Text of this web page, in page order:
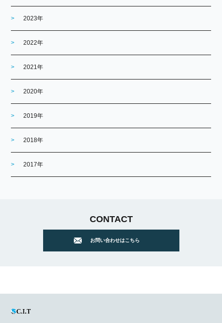
2023年
2022年
2021年
2020年
2019年
2018年
2017年
CONTACT
お問い合わせはこちら